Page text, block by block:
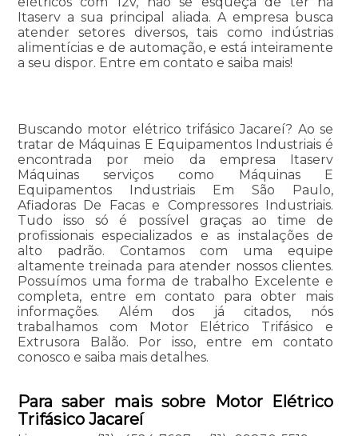
Itaserv a sua principal aliada. A empresa busca
atender setores diversos, tais como indústrias
alimentícias e de automação, e está inteiramente
a seu dispor. Entre em contato e saiba mais!
Buscando motor elétrico trifásico Jacareí? Ao se
tratar de Máquinas E Equipamentos Industriais é
encontrada por meio da empresa Itaserv
Máquinas serviços como Máquinas E
Equipamentos Industriais Em São Paulo,
Afiadoras De Facas e Compressores Industriais.
Tudo isso só é possível graças ao time de
profissionais especializados e as instalações de
alto padrão. Contamos com uma equipe
altamente treinada para atender nossos clientes.
Possuímos uma forma de trabalho Excelente e
completa, entre em contato para obter mais
informações. Além dos já citados, nós
trabalhamos com Motor Elétrico Trifásico e
Extrusora Balão. Por isso, entre em contato
conosco e saiba mais detalhes.
Para saber mais sobre Motor Elétrico
Trifásico Jacareí